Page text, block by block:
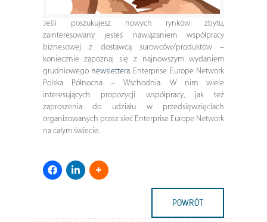
Jeśli poszukujesz nowych rynków zbytu,
zainteresowany jesteś nawiązaniem współpracy
biznesowej z dostawcą surowców/produktów –
koniecznie zapoznaj się z najnowszym wydaniem
grudniowego newslettera Enterprise Europe Network
Polska Północna – Wschodnia. W nim wiele
interesujących propozycji współpracy, jak też
zaproszenia do udziału w przedsięwzięciach
organizowanych przez sieć Enterprise Europe Network
na całym świecie.
POWRÓT